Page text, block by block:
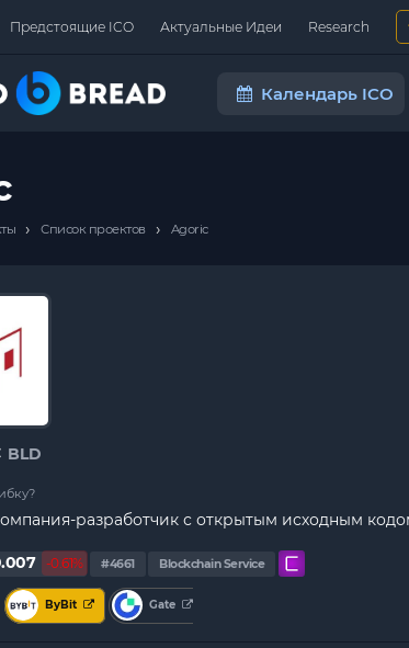
Предстоящие ICO Актуальные Идеи Research
Календарь ICO
› Список проектов › Agoric
BLD
разработчик с открытым исходным
-0.61% #4661 Blockchain Service
ByBit Gate